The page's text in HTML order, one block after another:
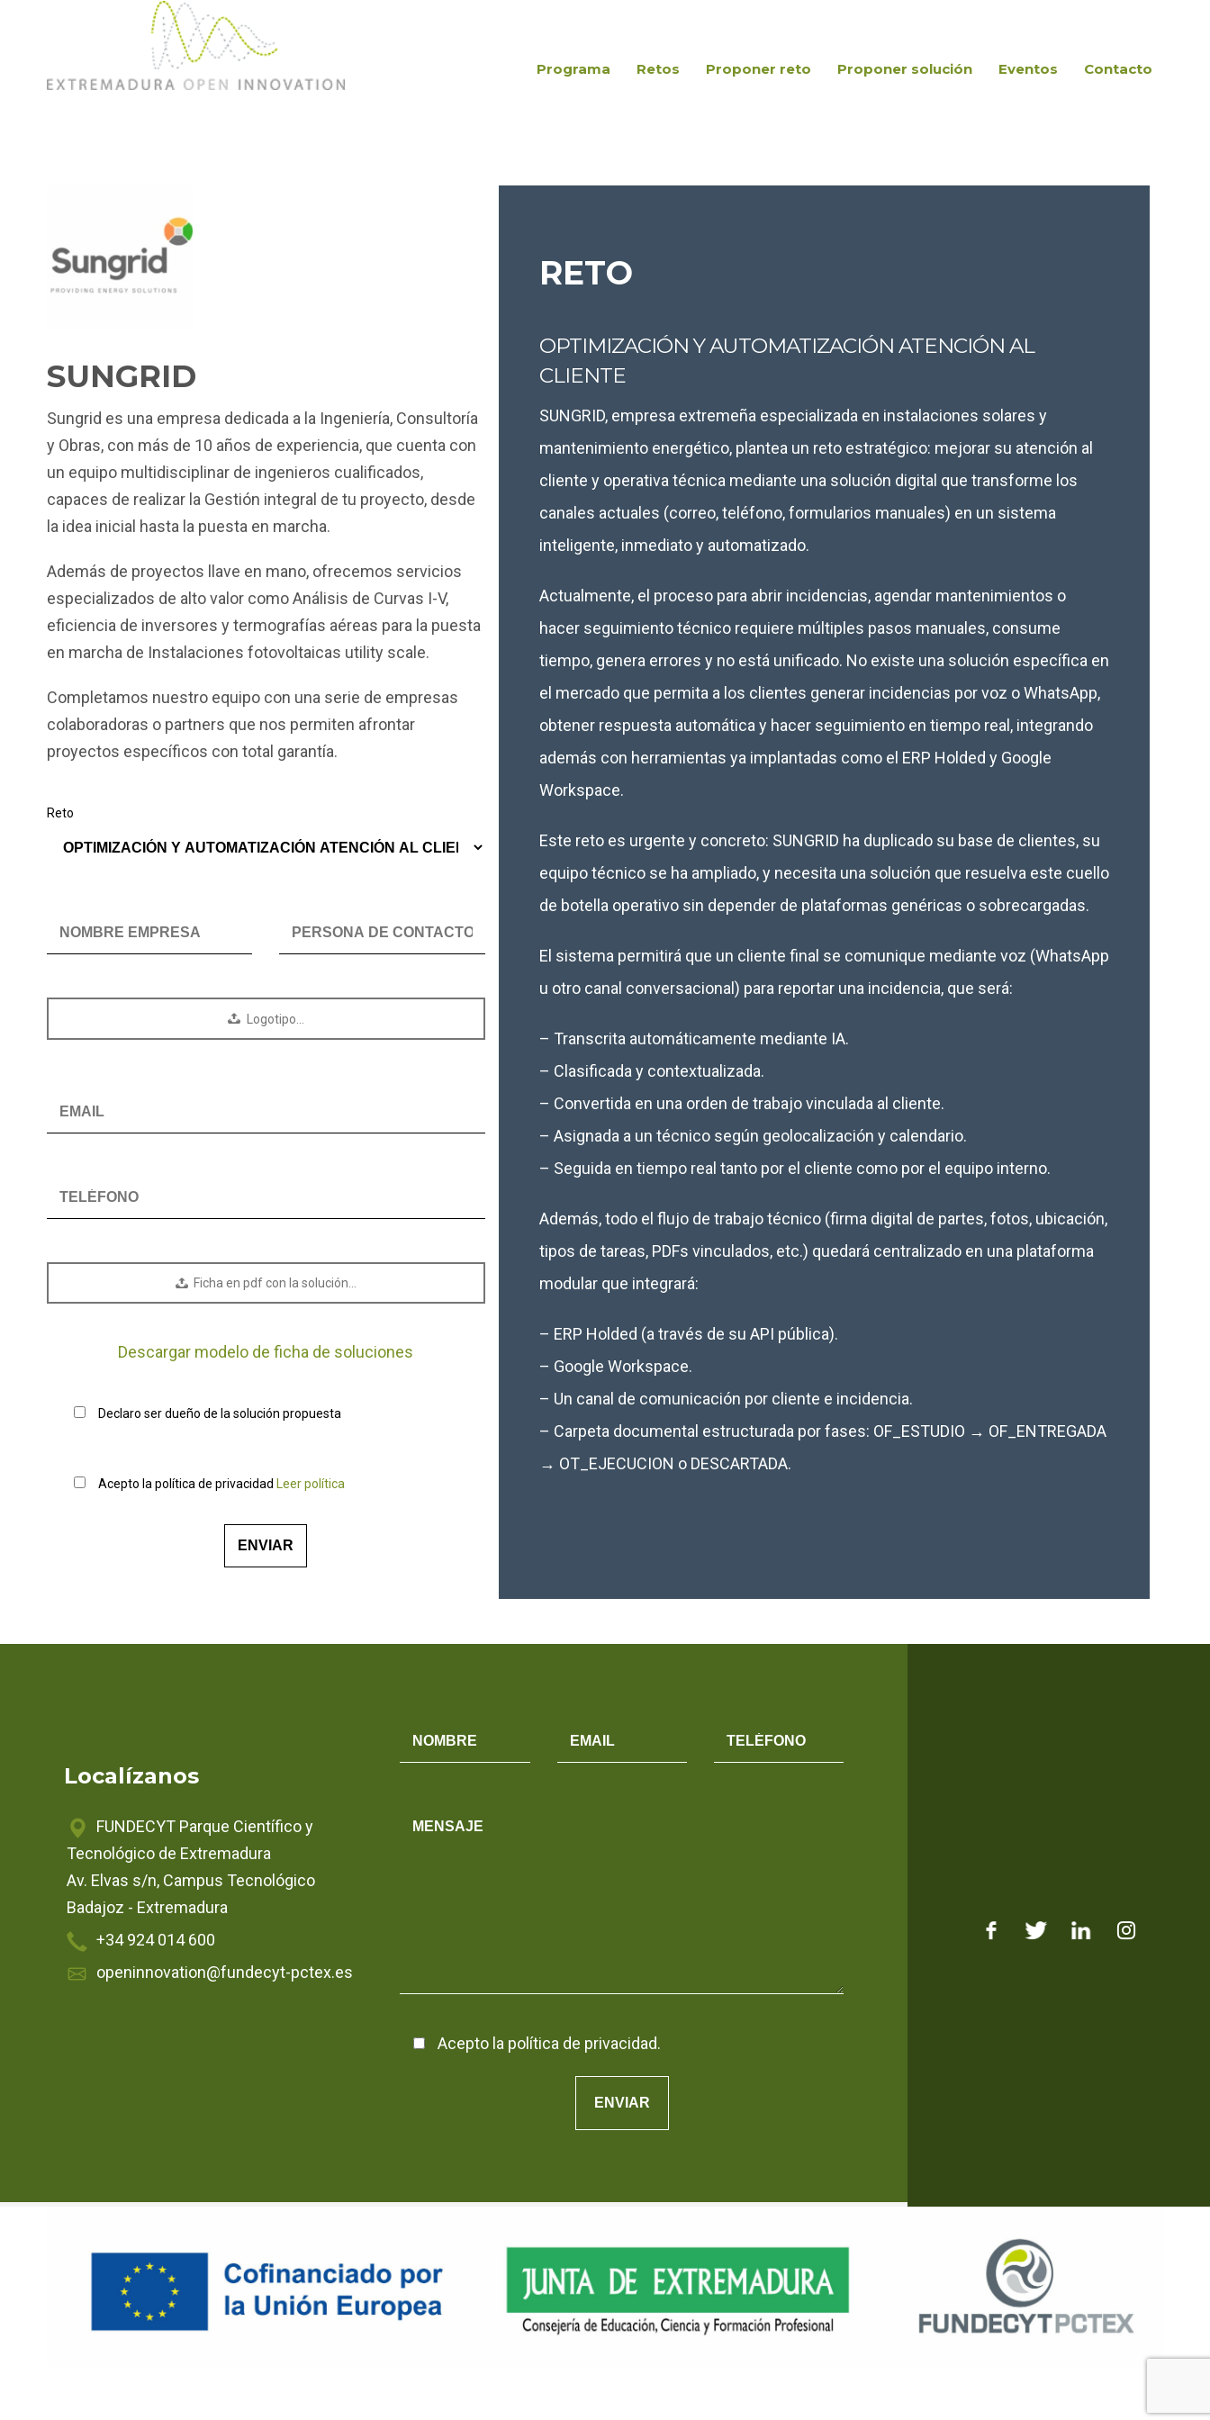
Programa Retos Proponer reto Proponer solución Eventos Contacto
SUNGRID
Sungrid es una empresa dedicada a la Ingeniería, Consultoría
y Obras, con más de 10 años de experiencia, que cuenta con
un equipo multidisciplinar de ingenieros cualificados,
capaces de realizar la Gestión integral de tu proyecto, desde
la idea inicial hasta la puesta en marcha.
Además de proyectos llave en mano, ofrecemos servicios
especializados de alto valor como Análisis de Curvas I-V,
eficiencia de inversores y termografías aéreas para la puesta
en marcha de Instalaciones fotovoltaicas utility scale.
Completamos nuestro equipo con una serie de empresas
colaboradoras o partners que nos permiten afrontar
proyectos específicos con total garantía.
Reto
Logotipo…
Ficha en pdf con la solución…
Descargar modelo de ficha de soluciones
Declaro ser dueño de la solución propuesta
Acepto la política de privacidad Leer política
RETO
OPTIMIZACIÓN Y AUTOMATIZACIÓN ATENCIÓN AL
CLIENTE
SUNGRID, empresa extremeña especializada en instalaciones solares y
mantenimiento energético, plantea un reto estratégico: mejorar su atención al
cliente y operativa técnica mediante una solución digital que transforme los
canales actuales (correo, teléfono, formularios manuales) en un sistema
inteligente, inmediato y automatizado.
Actualmente, el proceso para abrir incidencias, agendar mantenimientos o
hacer seguimiento técnico requiere múltiples pasos manuales, consume
tiempo, genera errores y no está unificado. No existe una solución específica en
el mercado que permita a los clientes generar incidencias por voz o WhatsApp,
obtener respuesta automática y hacer seguimiento en tiempo real, integrando
además con herramientas ya implantadas como el ERP Holded y Google
Workspace.
Este reto es urgente y concreto: SUNGRID ha duplicado su base de clientes, su
equipo técnico se ha ampliado, y necesita una solución que resuelva este cuello
de botella operativo sin depender de plataformas genéricas o sobrecargadas.
El sistema permitirá que un cliente final se comunique mediante voz (WhatsApp
u otro canal conversacional) para reportar una incidencia, que será:
– Transcrita automáticamente mediante IA.
– Clasificada y contextualizada.
– Convertida en una orden de trabajo vinculada al cliente.
– Asignada a un técnico según geolocalización y calendario.
– Seguida en tiempo real tanto por el cliente como por el equipo interno.
Además, todo el flujo de trabajo técnico (firma digital de partes, fotos, ubicación,
tipos de tareas, PDFs vinculados, etc.) quedará centralizado en una plataforma
modular que integrará:
– ERP Holded (a través de su API pública).
– Google Workspace.
– Un canal de comunicación por cliente e incidencia.
– Carpeta documental estructurada por fases: OF_ESTUDIO → OF_ENTREGADA
→ OT_EJECUCION o DESCARTADA.
Localízanos
FUNDECYT Parque Científico y
Tecnológico de Extremadura
Av. Elvas s/n, Campus Tecnológico
Badajoz - Extremadura
+34 924 014 600
openinnovation@fundecyt-pctex.es
Acepto la política de privacidad.